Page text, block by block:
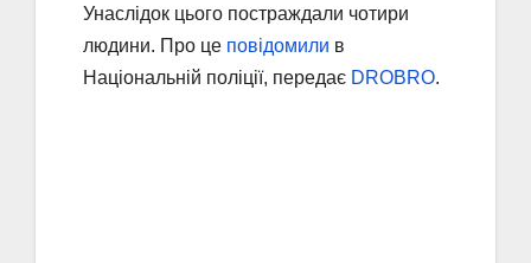
Унаслідок цього постраждали чотири
людини. Про це повідомили в
Національній поліції, передає DROBRO.